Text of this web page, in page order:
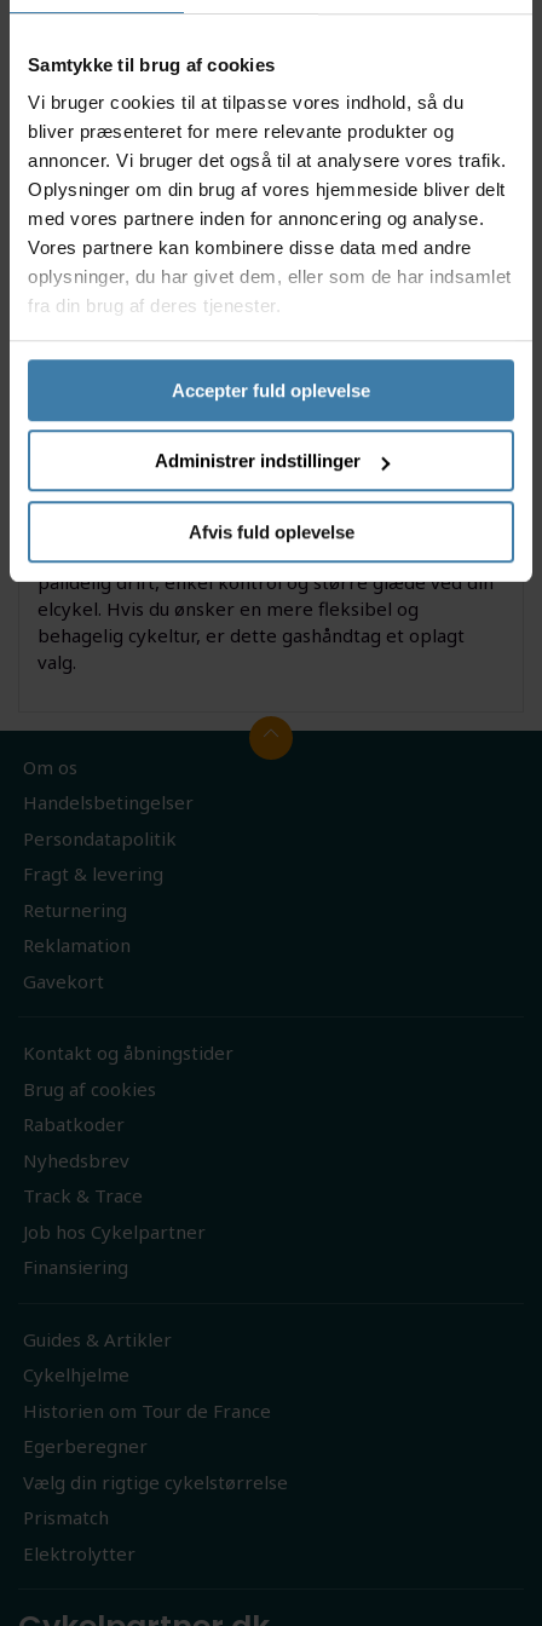
Samtykke til brug af cookies
Vi bruger cookies til at tilpasse vores indhold, så du
bliver præsenteret for mere relevante produkter og
annoncer. Vi bruger det også til at analysere vores trafik.
Oplysninger om din brug af vores hjemmeside bliver delt
med vores partnere inden for annoncering og analyse.
Vores partnere kan kombinere disse data med andre
oplysninger, du har givet dem, eller som de har indsamlet
fra din brug af deres tjenester.
Accepter fuld oplevelse
Administrer indstillinger
Afvis fuld oplevelse
Funktionelt gashåndtag til elcykler
Passer til 36V systemer for optimal ydeevne
Praktisk længde på 3300 mm
Let at montere på de fleste cykelstyr
Originalt Promovec tilbehør for høj kvalitet
Anvendelse
Promovec Gashåndtag 36V 3300 MM er designet til
dig, der bruger elcykel til daglig transport eller
fritidskørsel og ønsker at gøre dine ture endnu mere
motorkontrol. Det giver dig mulighed for at regulere
farten nemt - især nyttigt ved igangsætning, bakker
og i trafikken.
Derfor skal du vælge Promovec Gashåndtag 36V
Med dette originale gashåndtag fra Promovec får du
pålidelig drift, enkel kontrol og større glæde ved din
elcykel. Hvis du ønsker en mere fleksibel og
behagelig cykeltur, er dette gashåndtag et oplagt
valg.
Om os
Handelsbetingelser
Persondatapolitik
Fragt & levering
Returnering
Reklamation
Gavekort
Kontakt og åbningstider
Brug af cookies
Rabatkoder
Nyhedsbrev
Track & Trace
Job hos Cykelpartner
Finansiering
Guides & Artikler
Cykelhjelme
Historien om Tour de France
Egerberegner
Vælg din rigtige cykelstørrelse
Prismatch
Elektrolytter